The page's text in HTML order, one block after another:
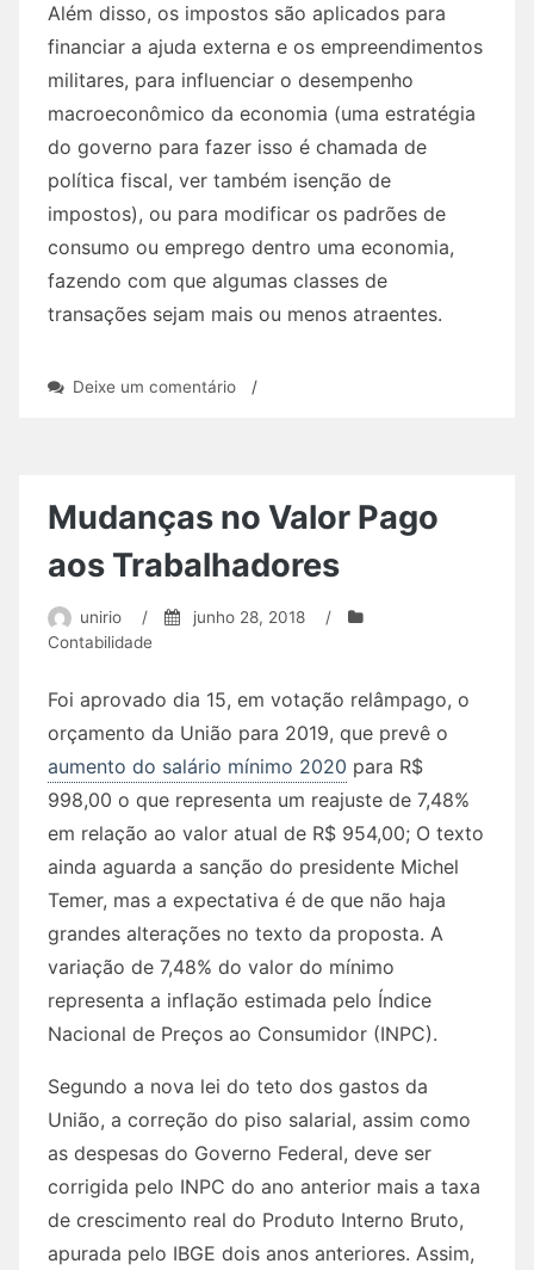
Além disso, os impostos são aplicados para
financiar a ajuda externa e os empreendimentos
militares, para influenciar o desempenho
macroeconômico da economia (uma estratégia
do governo para fazer isso é chamada de
política fiscal, ver também isenção de
impostos), ou para modificar os padrões de
consumo ou emprego dentro uma economia,
fazendo com que algumas classes de
transações sejam mais ou menos atraentes.
Deixe um comentárioem
sobre
Sistemas
Tributação
/
Mudanças no Valor Pago
aos Trabalhadores
unirio / junho 28, 2018
/
Contabilidade
Foi aprovado dia 15, em votação relâmpago, o
orçamento da União para 2019, que prevê o
aumento do salário mínimo 2020 para R$
998,00 o que representa um reajuste de 7,48%
em relação ao valor atual de R$ 954,00; O texto
ainda aguarda a sanção do presidente Michel
Temer, mas a expectativa é de que não haja
grandes alterações no texto da proposta. A
variação de 7,48% do valor do mínimo
representa a inflação estimada pelo Índice
Nacional de Preços ao Consumidor (INPC).
Segundo a nova lei do teto dos gastos da
União, a correção do piso salarial, assim como
as despesas do Governo Federal, deve ser
corrigida pelo INPC do ano anterior mais a taxa
de crescimento real do Produto Interno Bruto,
apurada pelo IBGE dois anos anteriores. Assim,